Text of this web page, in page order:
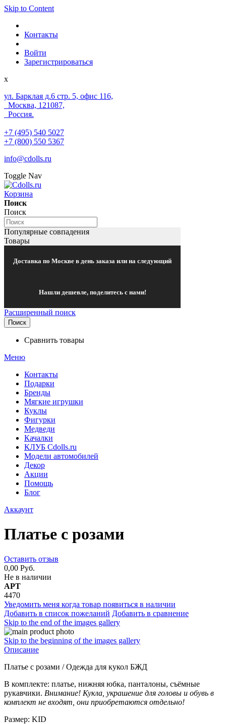
Skip to Content
Контакты
Войти
Зарегистрироваться
x
ул. Барклая д.6 стр. 5, офис 116,
Москва, 121087,
Россия.
+7 (495) 540 5027
+7 (800) 550 5367
info@cdolls.ru
Toggle Nav
Корзина
Поиск
Поиск
Популярные совпадения
Товары
Доставка по Москве в день заказа или на следующий
Нашли дешевле, поделитесь с нами!
Расширенный поиск
Поиск
Сравнить товары
Меню
Контакты
Подарки
Бренды
Мягкие игрушки
Куклы
Фигурки
Медведи
Качалки
КЛУБ Cdolls.ru
Модели автомобилей
Декор
Акции
Помощь
Блог
Аккаунт
Платье с розами
Оставить отзыв
0,00 Руб.
Не в наличии
АРТ
4470
Уведомить меня когда товар появиться в наличии
Добавить в список пожеланий Добавить в сравнение
Skip to the end of the images gallery
Skip to the beginning of the images gallery
Описание
Платье с розами / Одежда для кукол БЖД
В комплекте: платье, нижняя юбка, панталоны, съёмные
рукавчики. Внимание! Кукла, украшение для головы и обувь в
комплект не входят, они приобретаются отдельно!
Размер: KID